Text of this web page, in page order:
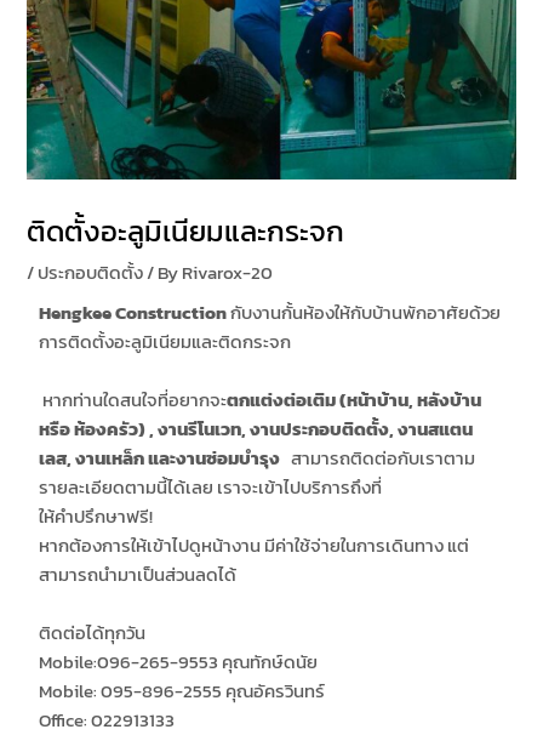
ติดตั้งอะลูมิเนียมและกระจก
/ประกอบติดตั้ง/ ByRivarox-20
Hengkee Constructionกับงานกั้นห้องให้กับบ้านพักอาศัยด้วย
การติดตั้งอะลูมิเนียมและติดกระจก
หากท่านใดสนใจที่อยากจะตกแต่งต่อเติม (หน้าบ้าน,หลังบ้าน
หรือ ห้องครัว),งานรีโนเวท, งานประกอบติดตั้ง, งานสแตน
เลส,งานเหล็ก และงานซ่อมบำรุง สามารถติดต่อกับเราตาม
รายละเอียดตามนี้ได้เลย เราจะเข้าไปบริการถึงที่
ให้คำปรึกษาฟรี!
หากต้องการให้เข้าไปดูหน้างาน มีค่าใช้จ่ายในการเดินทาง แต่
สามารถนำมาเป็นส่วนลดได้
ติดต่อได้ทุกวัน
Mobile:096-265-9553 คุณทักษ์ดนัย
Mobile: 095-896-2555 คุณอัครวินทร์
Office: 022913133